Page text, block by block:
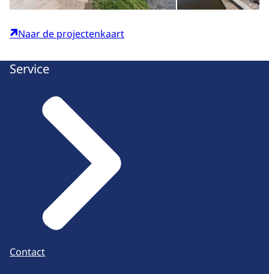
Naar de projectenkaart
Service
Contact